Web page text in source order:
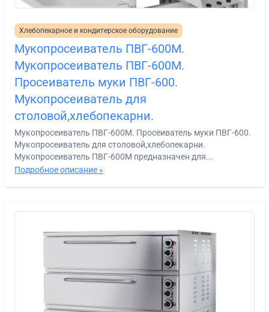
Хлебопекарное и кондитерское оборудование
Мукопросеиватель ПВГ-600М.
Мукопросеиватель ПВГ-600М.
Просеиватель муки ПВГ-600.
Мукопросеиватель для
столовой,хлебопекарни.
Мукопросеиватель ПВГ-600М. Просеиватель муки ПВГ-600.
Мукопросеиватель для столовой,хлебопекарни.
Мукопросеиватель ПВГ-600М предназначен для...
Подробное описание »